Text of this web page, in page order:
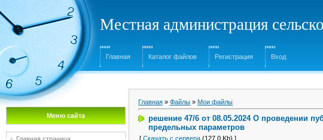
Местная администрация
Главная Каталог файлов Регистрация Вход
Меню сайта
Главная » Файлы » Мои файлы
решение 47/6 от 08.05.2024 О проведении
предельных параметров
[ Скачать с сервера (127.0 Kb) ]